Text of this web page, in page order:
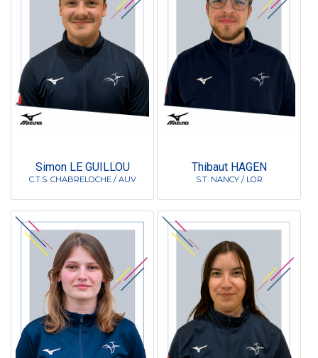
Simon LE GUILLOU
C.T.S. CHABRELOCHE / AUV
Thibaut HAGEN
S.T. NANCY / LOR